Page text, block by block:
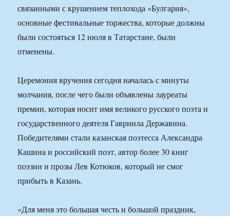
связанными с крушением теплохода «Булгария»,
основные фестивальные торжества, которые должны
были состояться 12 июля в Татарстане, были
отменены.
Церемония вручения сегодня началась с минуты
молчания, после чего были объявлены лауреаты
премии, которая носит имя великого русского поэта и
государственного деятеля Гавриила Державина.
Победителями стали казанская поэтесса Александра
Кашина и российский поэт, автор более 30 книг
поэзии и прозы Лев Котюков, который не смог
прибыть в Казань.
«Для меня это большая честь и большой праздник,